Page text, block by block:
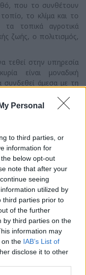
Personal
to third parties, or
information for
below opt-out
note that after your
seeing
utilized by
third parties prior to
of the further
by third parties on the
information may
on the IAB’s List of
disclose it to other
που το συνθέτουν
το κλίμα και το
τα τοπικά αγροτικά
ζωής, ο πολιτισμός,
τεθεί στην υπηρεσία
είναι μοναδική
συνδεθεί άμεσα με τη
στη στήριξη της
των αγροτικών
απασχόλησης
ουσιαστικά αφενός
και αφετέρου στη
του αγροτικού
της πολιτιστικής
αγροτικών περιοχών.
υγείας, μέσα
αγροτικών
του κλήρου
ανάπτυξη της
πολλές δυνατότητες
ενώ από την άλλη